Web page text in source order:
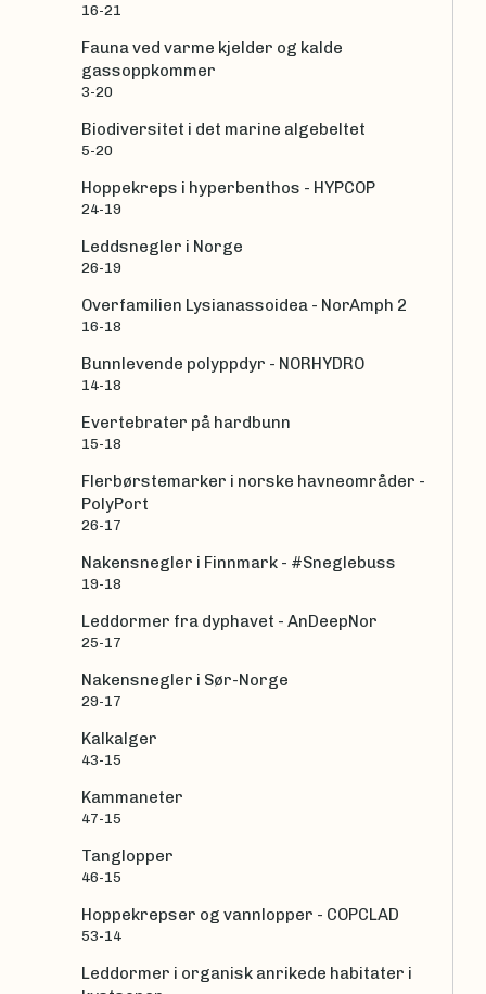
16-21
Fauna ved varme kjelder og kalde
gassoppkommer
3-20
Biodiversitet i det marine algebeltet
5-20
Hoppekreps i hyperbenthos - HYPCOP
24-19
Leddsnegler i Norge
26-19
Overfamilien Lysianassoidea - NorAmph 2
16-18
Bunnlevende polyppdyr - NORHYDRO
14-18
Evertebrater på hardbunn
15-18
Flerbørstemarker i norske havneområder -
PolyPort
26-17
Nakensnegler i Finnmark - #Sneglebuss
19-18
Leddormer fra dyphavet - AnDeepNor
25-17
Nakensnegler i Sør-Norge
29-17
Kalkalger
43-15
Kammaneter
47-15
Tanglopper
46-15
Hoppekrepser og vannlopper - COPCLAD
53-14
Leddormer i organisk anrikede habitater i